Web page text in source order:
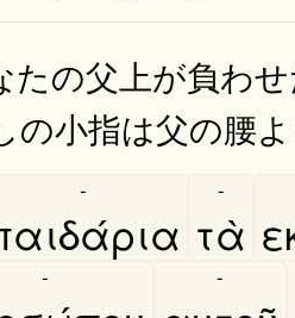
の父上が負わ
小指は父の腰よ
-
τὰ
-
- -